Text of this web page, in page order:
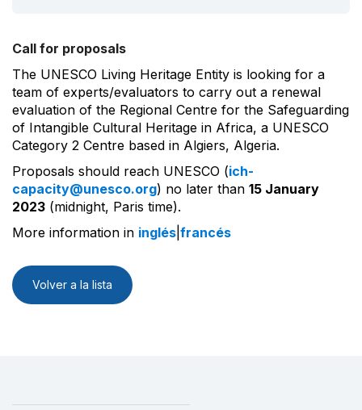
Call for proposals
The UNESCO Living Heritage Entity is looking for a
team of experts/evaluators to carry out a renewal
evaluation of the Regional Centre for the Safeguarding
of Intangible Cultural Heritage in Africa, a UNESCO
Category 2 Centre based in Algiers, Algeria.
Proposals should reach UNESCO (ich-
capacity@unesco.org) no later than 15 January
2023 (midnight, Paris time).
More information in inglés francés
Volver a la lista